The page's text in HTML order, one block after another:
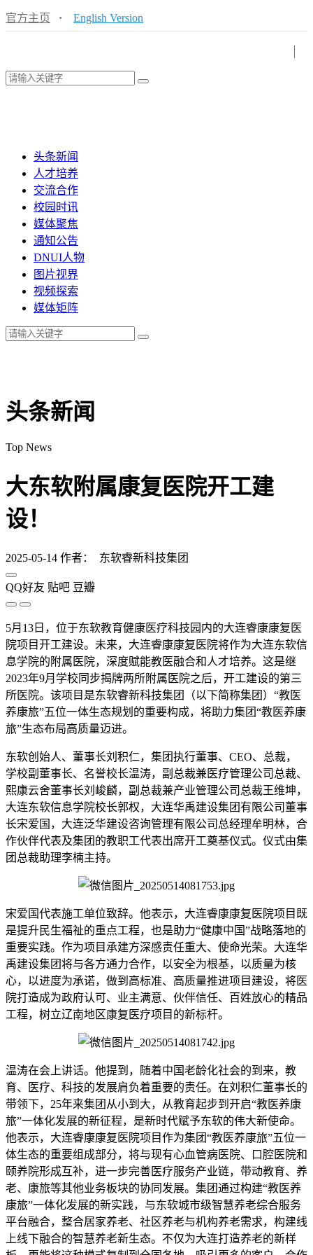
官方主页 · English Version
头条新闻
人才培养
交流合作
校园时讯
媒体聚焦
通知公告
DNUI人物
图片视界
视频探索
媒体矩阵
头条新闻
Top News
大东软附属康复医院开工建
设！
2025-05-14 作者： 东软睿新科技集团
QQ好友 贴吧 豆瓣
5月13日，位于东软教育健康医疗科技园内的大连睿康康复医
院项目开工建设。未来，大连睿康康复医院将作为大连东软信
息学院的附属医院，深度赋能教医融合和人才培养。这是继
2023年9月学校同步揭牌两所附属医院之后，开工建设的第三
所医院。该项目是东软睿新科技集团（以下简称集团）“教医
养康旅”五位一体生态规划的重要构成，将助力集团“教医养康
旅”生态布局高质量迈进。
东软创始人、董事长刘积仁，集团执行董事、CEO、总裁，
学校副董事长、名誉校长温涛，副总裁兼医疗管理公司总裁、
熙康云舍董事长刘峻麟，副总裁兼产业管理公司总裁王维坤，
大连东软信息学院校长郭权，大连华禹建设集团有限公司董事
长宋爱国，大连泛华建设咨询管理有限公司总经理牟明林，合
作伙伴代表及集团的教职工代表出席开工奠基仪式。仪式由集
团总裁助理李楠主持。
宋爱国代表施工单位致辞。他表示，大连睿康康复医院项目既
是提升民生福祉的重点工程，也是助力“健康中国”战略落地的
重要实践。作为项目承建方深感责任重大、使命光荣。大连华
禹建设集团将与各方通力合作，以安全为根基，以质量为核
心，以进度为承诺，做到高标准、高质量推进项目建设，将医
院打造成为政府认可、业主满意、伙伴信任、百姓放心的精品
工程，树立辽南地区康复医疗项目的新标杆。
温涛在会上讲话。他提到，随着中国老龄化社会的到来，教
育、医疗、科技的发展肩负着重要的责任。在刘积仁董事长的
带领下，25年来集团从小到大，从教育起步到开启“教医养康
旅”一体化发展的新征程，是新时代赋予东软的伟大新使命。
他表示，大连睿康康复医院项目作为集团“教医养康旅”五位一
体生态的重要组成部分，将与现有心血管病医院、口腔医院和
颐养院形成互补，进一步完善医疗服务产业链，带动教育、养
老、康旅等其他业务板块的协同发展。集团通过构建“教医养
康旅”一体化发展的新实践，与东软城市级智慧养老综合服务
平台融合，整合居家养老、社区养老与机构养老需求，构建线
上线下融合的智慧养老新生态。不仅为大连打造养老的新样